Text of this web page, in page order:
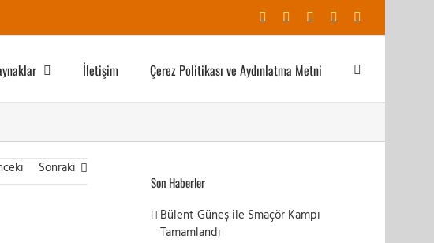
Facebook YouTubeInstagram
İletişim Çerez Politikası ve Aydınlatma Metni
Sonraki
Son Haberler
Bülent Güneş ile Smaçör Kampı
Tamamlandı